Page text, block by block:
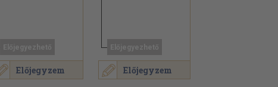
Előjegyzem Előjegyzem